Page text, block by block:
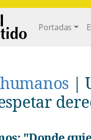
Main
Portadas
humanos |